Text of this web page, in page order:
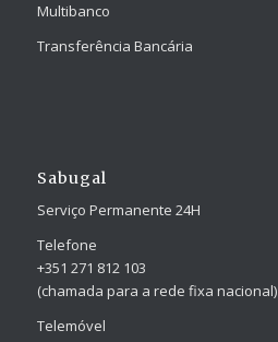
Multibanco
Transferência Bancária
Sabugal
Serviço Permanente 24H
Telefone
+351 271 812 103
(chamada para a rede fixa nacional)
Telemóvel